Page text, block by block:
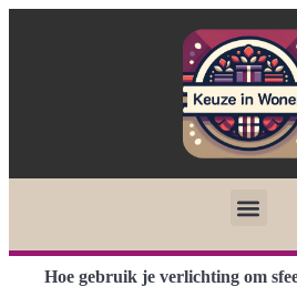
Hoe gebruik je verlichting om